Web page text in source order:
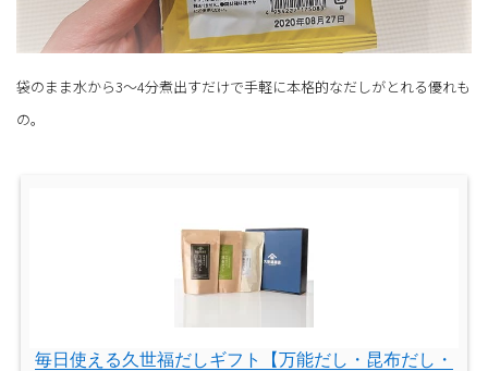
袋のまま水から3～4分煮出すだけで手軽に本格的なだしがとれる優れも
の。
毎日使える久世福だしギフト【万能だし・昆布だし・